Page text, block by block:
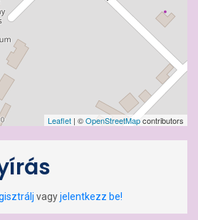
Leaflet | ©OpenStreetMapcontributors
vagyjelentkezz be!